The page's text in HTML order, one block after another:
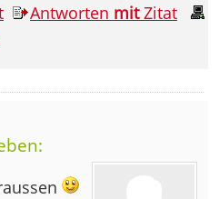
Antworten mitZitat